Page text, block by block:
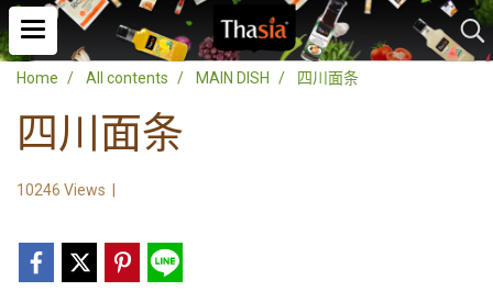
Home All contents MAIN DISH 四川面条
四川面条
10246 Views